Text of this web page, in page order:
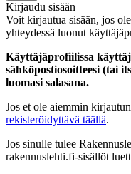
Kirjaudu sisään
Voit kirjautua sisään, jos
yhteydessä luonut
Käyttäjäprofiilissa
sähköpostiosoitteesi (tai
luomasi salasana.
Jos et ole aiemmin
rekisteröidyttävä täällä.
Jos sinulle tulee
rakennuslehti.fi-sisällöt